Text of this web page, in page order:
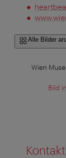
Alle Bilder
Wien
Bild